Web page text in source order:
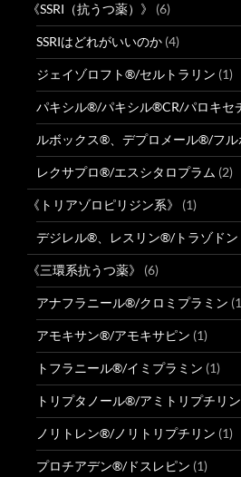
《SSRI（抗うつ薬）》 (6)
SSRIはどれがいいのか (4)
ジェイゾロフト®/セルトラリン (1)
パキシル®/パキシル®CR/パロキセ
ルボックス®、デプロメール®/フル
レクサプロ®/エスシタロプラム (2)
《トリアゾロピリジン系》 (1)
デジレル®、レスリン®/トラゾドン
《三環系抗うつ薬》 (6)
アナフラニール®/クロミプラミン
アモキサン®/アモキサピン (1)
トフラニール®/イミプラミン (1)
トリプタノール®/アミトリプチリン
ノリトレン®/ノリトリプチリン (1)
プロチアデン®/ドスレピン (1)